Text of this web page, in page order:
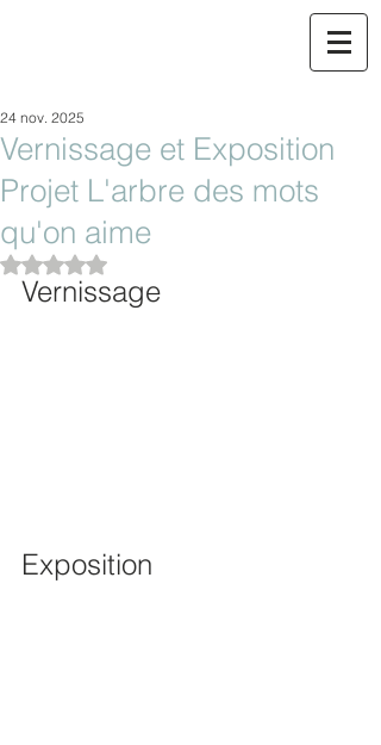
Vernissage et Exposition
Projet L'arbre des mots
qu'on aime
24 nov. 2025
Noté NaN étoiles sur 5.
Vernissage
Exposition